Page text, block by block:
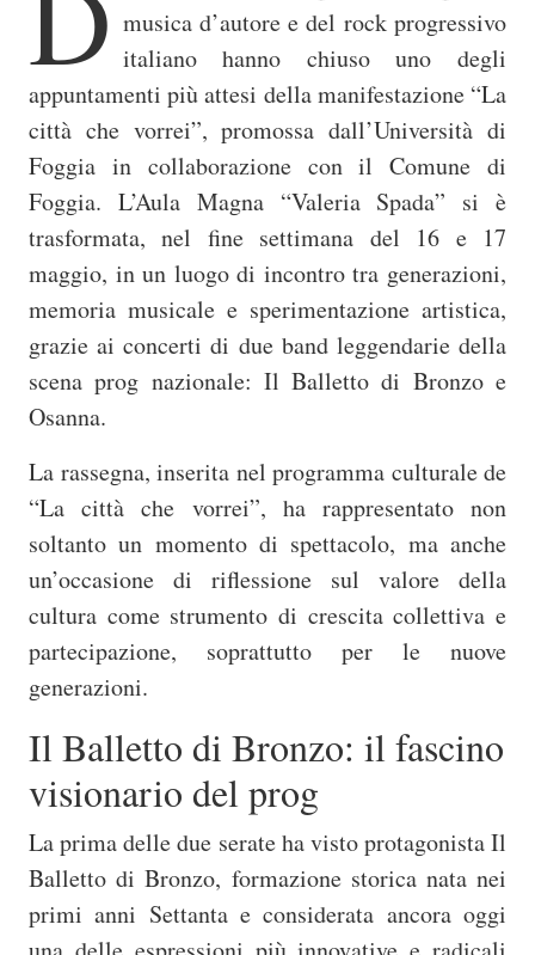
e
musica d’autore e del rock progressivo
italiano hanno chiuso uno degli
appuntamenti più attesi della manifestazione “La
città che vorrei”, promossa dall’Università di
Foggia in collaborazione con il Comune di
Foggia. L’Aula Magna “Valeria Spada” si è
trasformata, nel fine settimana del 16 e 17
maggio, in un luogo di incontro tra generazioni,
memoria musicale e sperimentazione artistica,
grazie ai concerti di due band leggendarie della
scena prog nazionale: Il Balletto di Bronzoe
Osanna.
La rassegna, inserita nel programma culturale de
“La città che vorrei”, ha rappresentato non
soltanto un momento di spettacolo, ma anche
un’occasione di riflessione sul valore della
cultura come strumento di crescita collettiva e
partecipazione, soprattutto per le nuove
generazioni.
Il Balletto di Bronzo: il fascino
visionario del prog
La prima delle due serate ha visto protagonista Il
Balletto di Bronzo, formazione storica nata nei
primi anni Settanta e considerata ancora oggi